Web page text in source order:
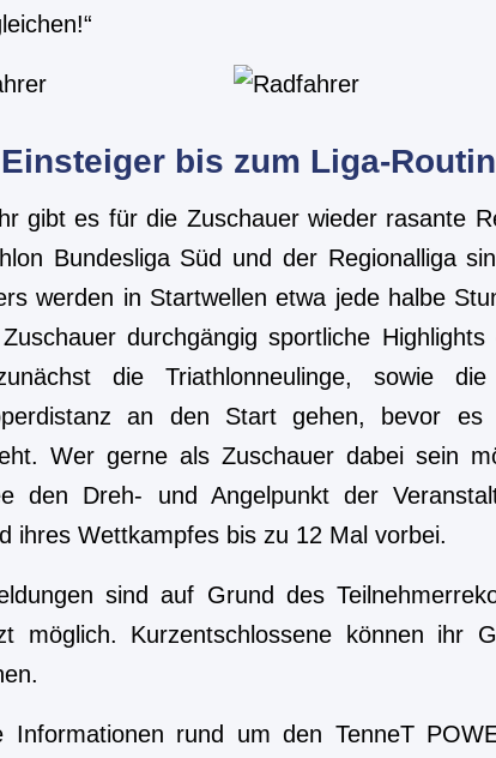
bis zum Liga-
gibt es für die Zuschauer wieder rasante
Bundesliga Süd und der Regionalliga
werden in Startwellen etwa jede halbe
durchgängig sportliche
die Triathlonneulinge, sowie
an den Start gehen, bevor
Wer gerne als Zuschauer dabei sein
den Dreh- und Angelpunkt der
ihres Wettkampfes bis zu 12 Mal vorbei.
sind auf Grund des
möglich. Kurzentschlossene können ihr
Informationen rund um den TenneT